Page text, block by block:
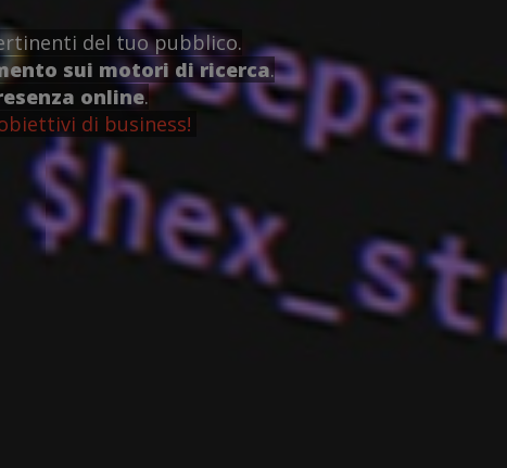
del tuo pubblico.
sui motori di ricerca.
online.
di business!